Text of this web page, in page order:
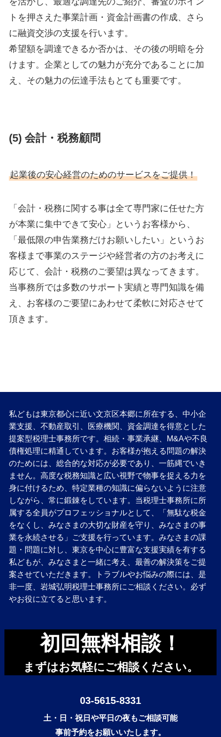
トを押さえた事業計画・資金計画書の作成、さら
に融資交渉の支援を行います。
希望額を調達できるか否かは、その後の明暗を分
けます。企業としての魅力が充分であることに加
え、その魅力の伝達手法もとても重要です。
(5) 会計・税務顧問
起業後の安心経営のためのサービスをご提供！
「会計・税務に関する事は全て専門家に任せた方
が本業に集中できて安心」というお客様から、
「最低限の申告業務だけお願いしたい」というお
客様まで事業のステージや経営者の方のお考えに
応じて、会計・税務のご要望は異なってきます。
当事務所では多数のサポート実績と専門知識を備
え、お客様のご要望にあわせて柔軟に対応させて
頂きます。
私どもは東京都心に近い文京区本郷に所在する、中小企
業支援、不動産取引、医療機関、資金調達を得意とした
提案型税理士事務所です。相続・事業承継、M&Aや不良
債権処理に精通しています。お客様が抱える問題の解決
のためには、総合的な対応が必要であり、一筋縄でいき
ません。高度な税務知識と広い視野で物事を捉える力を
身に付けるため、特定業種の知識に偏らないように注意
しながら、常に鍛錬をしています。当税理士事務所に所
属する全員がプロフェッショナルとして、「無駄な税金
をなくし、みなさまの大切な財産を守り、みなさまの事
業を永続させる」ご支援を行っています。みなさまの課
題・問題に対し、東京を中心に豊富な支援実績を有する
私どもが、みなさまと一緒に考え、最善の解決策をご提
案させていただきます。トラブルやお悩みの際には、是
非一度、岩城弘明税理士事務所にご相談ください。必ず
やお役に立てると思います。
初回無料相談！
まずはお気軽にご相談ください。
03-5615-8331
土・日・祝日や平日の夜もご相談可能
事前予約をお願いいたします。